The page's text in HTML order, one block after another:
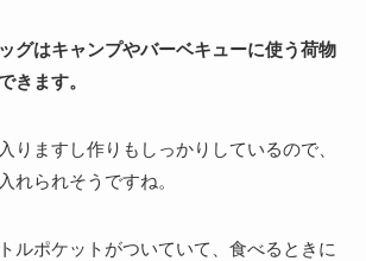
グはキャンプやバーベキューに使う荷物
きます。
りますし作りもしっかりしているので、
れられそうですね。
ルポケットがついていて、食べるときに